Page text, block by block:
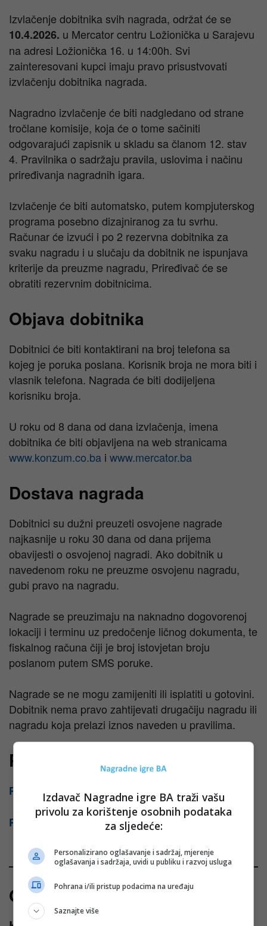
Izvlačenje dobitnika svih nagrada, održat će se
10.4.2026. u Mercator centru Ložionička u Sarajevu
na adresi Ložionička 16. u 14:00h. Svi
zainteresovani kupci imaju pravo prisustvovati
izvlačenju dobitnika nagrada.
Nagradno izvlačenje će biti nadgledano od strane
tročlane komisije, koja će o tome sačiniti
odgovarajući zapisnik u skladu sa članom 12. stav
4. Pravilnika o sadržaju pravila, uslovima i načinu
priređivanja nagradnih igara.
Izvlačenje će biti automatsko, putem kompjuterskog
programa posebno dizajniranog za tu svrhu.
Računar će izvući i po 2 rezervna dobitnika za
svaku nagradu i u slučaju da dobitnik ne ispunjava
kriterije da preuzme nagradu, Priređivač će se
obratiti rezervnim dobitnicima.
Objava dobitnika
Dobitnici će biti kontaktirani na broj telefona sa
kojeg je poruka poslana. Korisnik broja ne mora biti i
vlasnik telefona. Nagrada će biti dodijeljena
korisniku broja.
U roku od 8 dana od dana izvlačenja, imena
dobitnika će biti objavljena na web stranicama
www.konzum.co.ba i www.mercator.ba
Dostava nagrada
Dobitnici su dužni preuzeti osvojene nagrade
najkasnije u roku 30 dana od dana prijema
obavijesti o osvojenoj nagradi. Ako dobitnik u
navedenom roku ne preuzme osvojenu nagradu,
gubi pravo na nagradu.
Nagrade se preuzimaju na naknadno dogovorenoj
lokaciji i terminu uz predočenje ličnog dokumenta, te
fiskalnog računa čiji je broj istovjetan broju
poslanom putem SMS poruke.
Nagrade se ne mogu zamijeniti ili isplatiti u gotovini.
Dobitnik nema pravo zahtijevati drugačiju nagradu ili
nagradu koja prelazi iznos naveden u pravilima.
Pravila
Pravila za FBIH
Pravila za RS
Odgovori na najčešća pitanja
Izdavač Nagradne igre BA traži vašu
privolu za korištenje osobnih podataka
za sljedeće:
Personalizirano oglašavanje i sadržaj, mjerenje
oglašavanja i sadržaja, uvidi u publiku i razvoj usluga
Pohrana i/ili pristup podacima na uređaju
Saznajte više